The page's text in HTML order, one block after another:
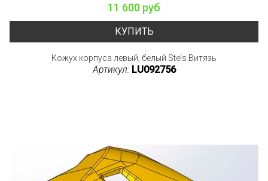
11 600 руб
КУПИТЬ
Кожух корпуса левый, белый Stels Витязь
Артикул: LU092756